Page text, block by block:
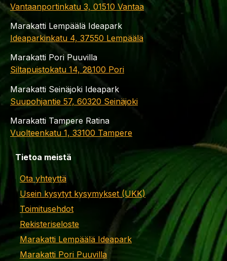
Vantaanportinkatu 3, 01510 Vantaa
Marakatti Lempäälä Ideapark
Ideaparkinkatu 4, 37550 Lempäälä
Marakatti Pori Puuvilla
Siltapuistokatu 14, 28100 Pori
Marakatti Seinäjoki Ideapark
Suupohjantie 57, 60320 Seinäjoki
Marakatti Tampere Ratina
Vuolteenkatu 1, 33100 Tampere
Tietoa meistä
Ota yhteyttä
Usein kysytyt kysymykset (UKK)
Toimitusehdot
Rekisteriseloste
Marakatti Lempäälä Ideapark
Marakatti Pori Puuvilla